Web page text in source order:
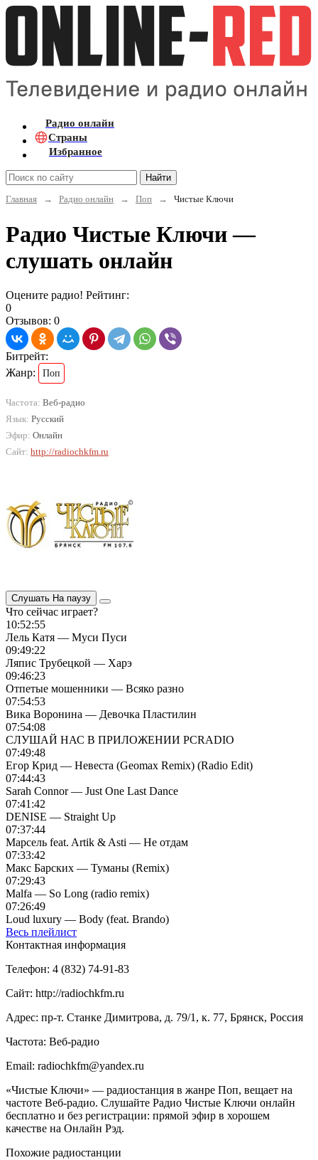
Радио онлайн
Страны
Избранное
Найти
Главная
→ Радио онлайн → Поп → Чистые Ключи
Радио Чистые Ключи —
слушать онлайн
Оцените радио! Рейтинг:
0
Отзывов: 0
Битрейт:
Жанр:
Поп
Частота: Веб-радио
Язык: Русский
Эфир: Онлайн
Сайт: http://radiochkfm.ru
Слушать На паузу
Что сейчас играет?
10:52:55
Лель Катя — Муси Пуси
09:49:22
Ляпис Трубецкой — Харэ
09:46:23
Отпетые мошенники — Всяко разно
07:54:53
Вика Воронина — Девочка Пластилин
07:54:08
СЛУШАЙ НАС В ПРИЛОЖЕНИИ PCRADIO
07:49:48
Егор Крид — Невеста (Geomax Remix) (Radio Edit)
07:44:43
Sarah Connor — Just One Last Dance
07:41:42
DENISE — Straight Up
07:37:44
Марсель feat. Artik & Asti — Не отдам
07:33:42
Макс Барских — Туманы (Remix)
07:29:43
Malfa — So Long (radio remix)
07:26:49
Loud luxury — Body (feat. Brando)
Весь плейлист
Контактная информация
Телефон: 4 (832) 74-91-83
Сайт: http://radiochkfm.ru
Адрес: пр-т. Станке Димитрова, д. 79/1, к. 77, Брянск, Россия
Частота: Веб-радио
Email: radiochkfm@yandex.ru
«Чистые Ключи» — радиостанция в жанре Поп, вещает на
частоте Веб-радио. Слушайте Радио Чистые Ключи онлайн
бесплатно и без регистрации: прямой эфир в хорошем
качестве на Онлайн Рэд.
Похожие радиостанции